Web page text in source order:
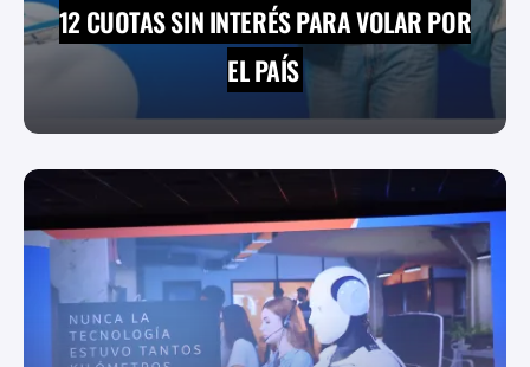
12 CUOTAS SIN INTERÉS PARA VOLAR POR
EL PAÍS